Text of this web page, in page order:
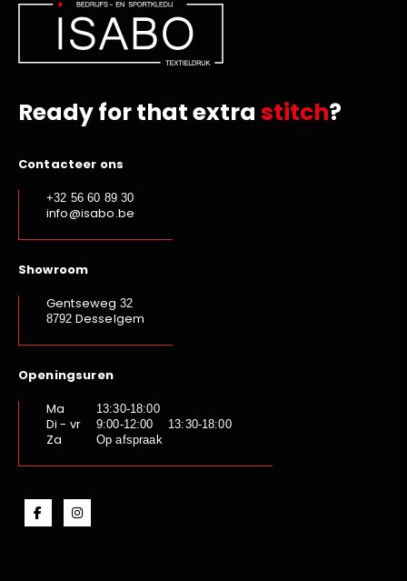
Ready for that extra stitch?
Contacteer ons
+32 56 60 89 30
info@isabo.be
Showroom
Gentseweg 32
8792 Desselgem
Openingsuren
Ma
13:30-18:00
Di - vr 9:00-12:00 13:30-18:00
Za Op afspraak